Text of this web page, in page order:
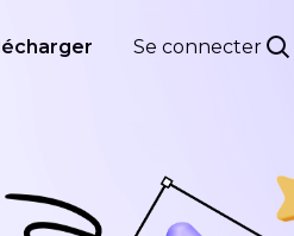
Se connecter